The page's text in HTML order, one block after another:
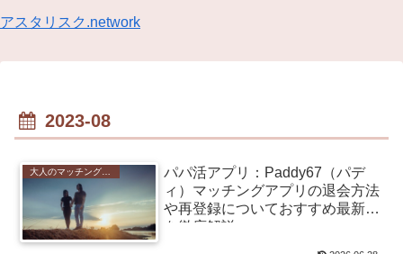
アスタリスク.network
2023-08
大人のマッチングアプリ
パパ活アプリ：Paddy67（パデ
ィ）マッチングアプリの退会方法
や再登録についておすすめ最新版
を徹底解説